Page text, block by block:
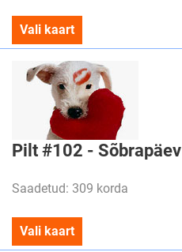
Vali kaart
Pilt #102 - Sõbrapäev
Saadetud: 309 korda
Vali kaart